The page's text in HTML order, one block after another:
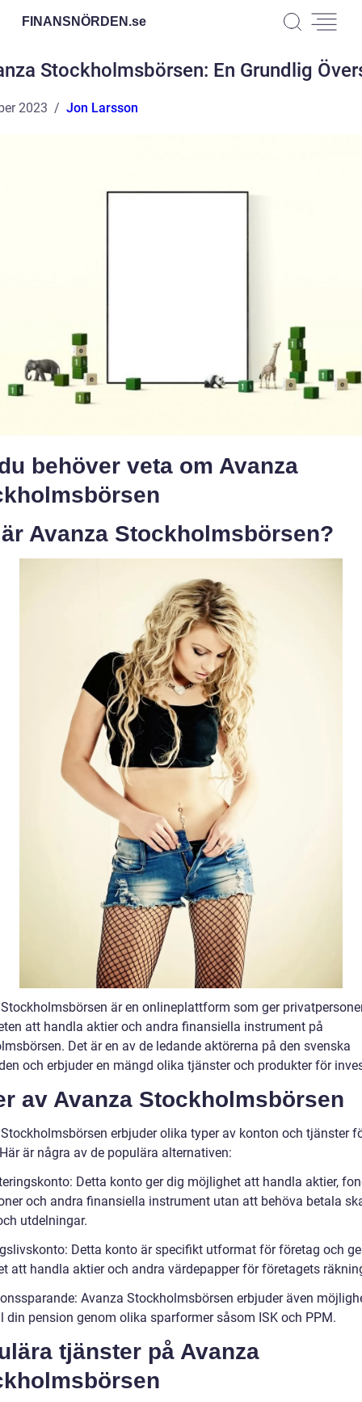
FINANSNÖRDEN.se
Stockholmsbörsen: En Grundlig
2023 Jon Larsson
behöver veta om Avanza
Avanza Stockholmsbörsen?
är en onlineplattform som ger
att handla aktier och andra finansiella instrument på
Det är en av de ledande aktörerna på den svenska
och erbjuder en mängd olika tjänster och produkter för
av Avanza Stockholmsbörsen
erbjuder olika typer av konton och tjänster
är några av de populära alternativen:
Detta konto ger dig möjlighet att handla aktier,
och andra finansiella instrument utan att behöva betala
utdelningar.
Detta konto är specifikt utformat för företag och
att handla aktier och andra värdepapper för företagets
Avanza Stockholmsbörsen erbjuder även
din pension genom olika sparformer såsom ISK och PPM.
tjänster på Avanza